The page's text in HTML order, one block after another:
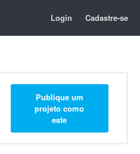
Login Cadastre-se
Publique um
projeto como
este